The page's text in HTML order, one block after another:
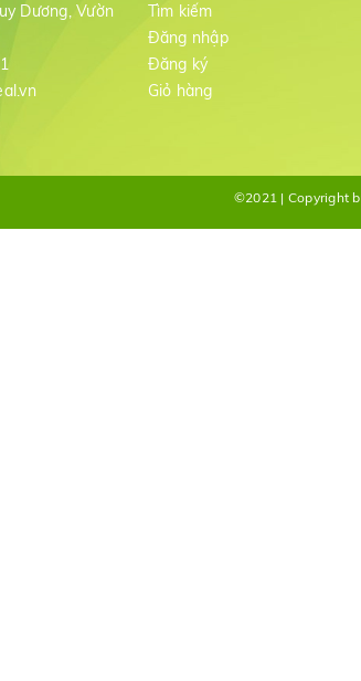
Dương, Vườn
Tìm kiếm
Đăng nhập
Đăng ký
Giỏ hàng
©2021 | Copyright